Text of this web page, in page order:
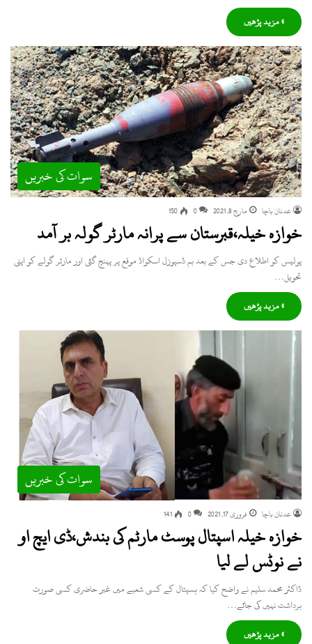
» مزید پڑھیں
سوات کی خبریں
عدنان باچا مارچ 8, 2021 0
150
خوازہ خیلہ،قبرستان سے پرانہ مارٹر گولہ بر آمد
پولیس کو اطلاع دی جس کے بعد بم ڈسپوزل اسکواڈ موقع پر پہنچ گئی اور مارٹر گولے کو اپنی
تحویل…
» مزید پڑھیں
سوات کی خبریں
عدنان باچا فروری 17, 2021 0
141
خوازہ خیلہ اسپتال پوسٹ مارٹم کی بندش،ڈی ایچ او
نے نوٹس لے لیا
ڈاکٹر محمد سلیم نے واضح کیا کہ ہسپتال کے کسی شعبے میں غیر حاضری کسی صورت
برداشت نہیں کی جائے…
» مزید پڑھیں